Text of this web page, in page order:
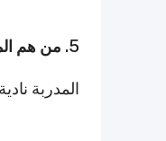
5. من هم المتحدثون في هذا الحدث؟
المدربة